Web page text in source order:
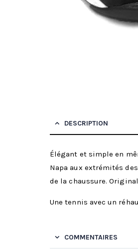
DESCRIPTION
Élégant et simple en
Napa aux extrémités
de la chaussure.
Une tennis avec un
COMMENTAIRES